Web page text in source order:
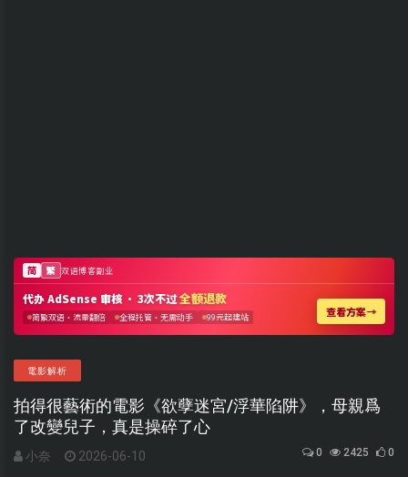
電影解析
拍得很藝術的電影《欲孽迷宮/浮華陷阱》，母親爲
了改變兒子，真是操碎了心
小奈 2026-06-10 0 2425 0